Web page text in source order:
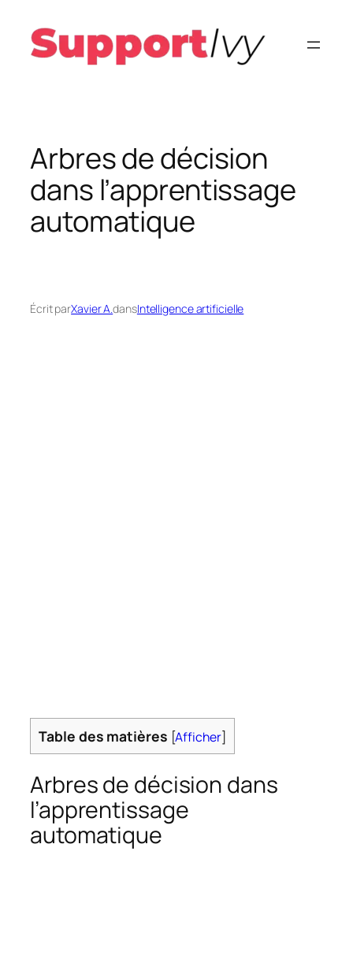
contenu
Arbres de décision
dans l’apprentissage
automatique
Écrit parXavier A.dansIntelligence artificielle
Table des matières [Afficher]
Arbres de décision dans
l’apprentissage
automatique